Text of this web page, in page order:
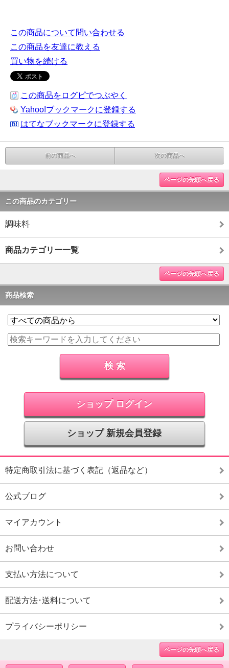
この商品について問い合わせる
この商品を友達に教える
買い物を続ける
この商品をログピでつぶやく
Yahoo!ブックマークに登録する
はてなブックマークに登録する
前の商品へ 次の商品へ
ページの先頭へ戻る
この商品のカテゴリー
調味料
商品カテゴリー一覧
ページの先頭へ戻る
商品検索
ショップ ログイン
ショップ 新規会員登録
特定商取引法に基づく表記（返品など）
公式ブログ
マイアカウント
お問い合わせ
支払い方法について
配送方法･送料について
プライバシーポリシー
ページの先頭へ戻る